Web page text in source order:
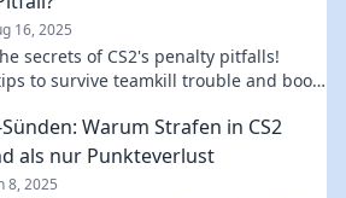
16, 2025
secrets of CS2's penalty pitfalls!
to survive teamkill trouble and boost
Warum Strafen in CS2
als nur Punkteverlust
8, 2025